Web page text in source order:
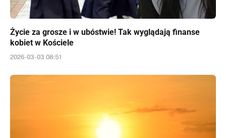
Życie za grosze i w ubóstwie! Tak wyglądają finanse
kobiet w Kościele
2026-03-03 08:51